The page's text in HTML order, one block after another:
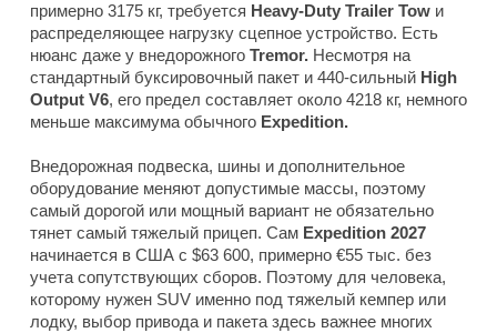
примерно 3175 кг, требуется Heavy-Duty Trailer Tow и
распределяющее нагрузку сцепное устройство. Есть
нюанс даже у внедорожного Tremor. Несмотря на
стандартный буксировочный пакет и 440-сильный High
Output V6, его предел составляет около 4218 кг, немного
меньше максимума обычного Expedition.
Внедорожная подвеска, шины и дополнительное
оборудование меняют допустимые массы, поэтому
самый дорогой или мощный вариант не обязательно
тянет самый тяжелый прицеп. Сам Expedition 2027
начинается в США с $63 600, примерно €55 тыс. без
учета сопутствующих сборов. Поэтому для человека,
которому нужен SUV именно под тяжелый кемпер или
лодку, выбор привода и пакета здесь важнее многих